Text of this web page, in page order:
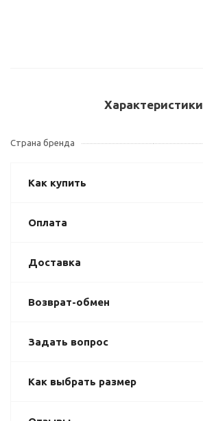
Характеристики
Страна бренда
Как купить
Оплата
Доставка
Возврат-обмен
Задать вопрос
Как выбрать размер